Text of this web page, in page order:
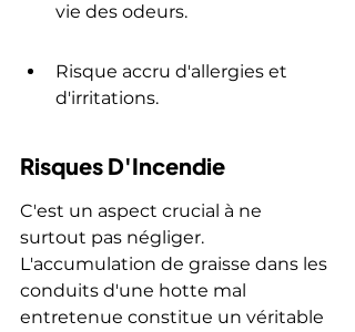
vie des odeurs.
Risque accru d'allergies et
d'irritations.
Risques D'Incendie
C'est un aspect crucial à ne
surtout pas négliger.
L'accumulation de graisse dans les
conduits d'une hotte mal
entretenue constitue un véritable